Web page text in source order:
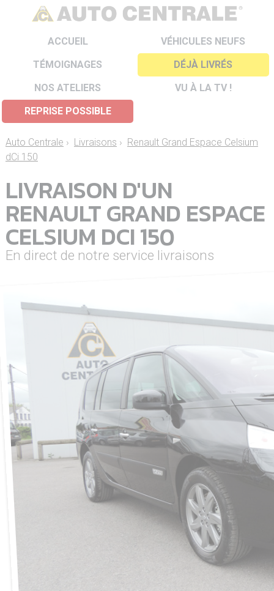
ACCUEIL
VÉHICULES NEUFS
TÉMOIGNAGES
DÉJÀ LIVRÉS
NOS ATELIERS
VU À LA TV !
REPRISE POSSIBLE
Auto Centrale › Livraisons › Renault Grand Espace Celsium
dCi 150
LIVRAISON D'UN
RENAULT GRAND ESPACE
CELSIUM DCI 150
En direct de notre service livraisons